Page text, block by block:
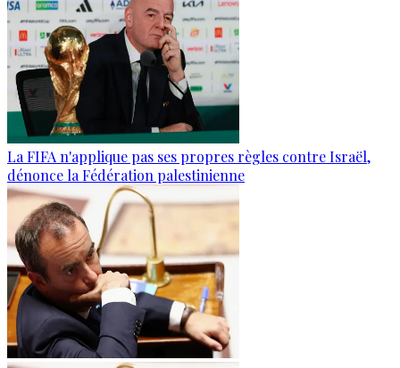
La FIFA n'applique pas ses propres règles contre Israël,
dénonce la Fédération palestinienne